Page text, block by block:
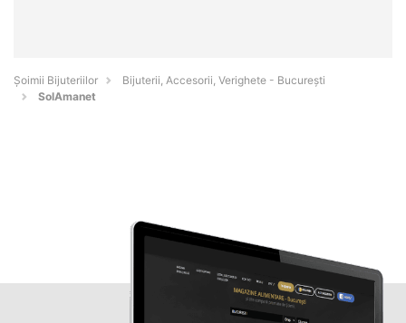
Şoimii Bijuteriilor
Bijuterii, Accesorii, Verighete - Bucureşti
SolAmanet